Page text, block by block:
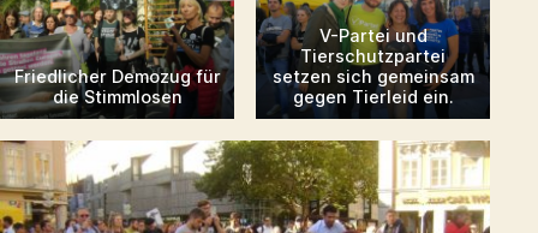
Friedlicher Demozug für
die Stimmlosen
V-Partei und
Tierschutzpartei
setzen sich gemeinsam
gegen Tierleid ein.